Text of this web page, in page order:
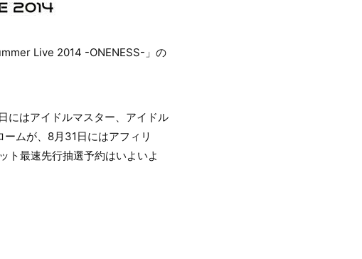
Live 2014 -ONENESS-」の
はアイドルマスター、アイドル
ムが、8月31日にはアフィリ
ト最速先行抽選予約はいよいよ